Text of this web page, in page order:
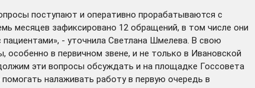
поступают и оперативно прорабатываются с
месяцев зафиксировано 12 обращений, в том числе они
- уточнила Светлана Шмелева. В свою
в первичном звене, и не только в Ивановской
эти вопросы обсуждать и на площадке Госсовета
налаживать работу в первую очередь в